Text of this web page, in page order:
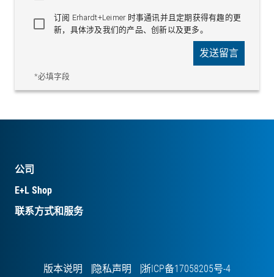
订阅 Erhardt+Leimer 时事通讯并且定期获得有趣的更
新，具体涉及我们的产品、创新以及更多。
*必填字段
发送留言
公司
E+L Shop
联系方式和服务
版本说明 隐私声明 浙ICP备17058205号-4